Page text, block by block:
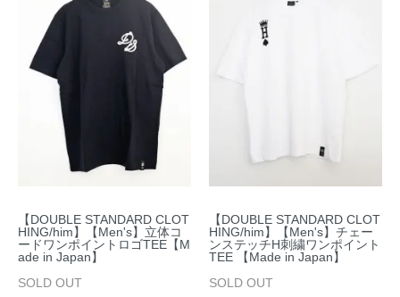
【DOUBLE STANDARD CLOT
HING/him】【Men's】立体コ
ードワンポイントロゴTEE【M
ade in Japan】
SOLD OUT
【DOUBLE STANDARD CLOT
HING/him】【Men's】チェー
ンステッチH刺繍ワンポイント
TEE 【Made in Japan】
SOLD OUT